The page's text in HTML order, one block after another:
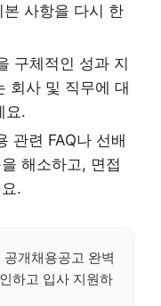
사항을 다시 한
구체적인 성과 지
회사 및 직무에 대
요.
관련 FAQ나 선배
해소하고, 면접
.
개채용공고 완벽
하고 입사 지원하